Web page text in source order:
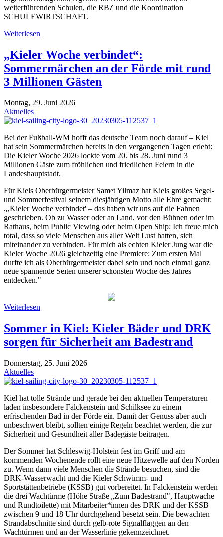
weiterführenden Schulen, die RBZ und die Koordination
SCHULEWIRTSCHAFT.
Weiterlesen
„Kieler Woche verbindet“:
Sommermärchen an der Förde mit rund
3 Millionen Gästen
Montag, 29. Juni 2026
Aktuelles
Bei der Fußball-WM hofft das deutsche Team noch darauf – Kiel
hat sein Sommermärchen bereits in den vergangenen Tagen erlebt:
Die Kieler Woche 2026 lockte vom 20. bis 28. Juni rund 3
Millionen Gäste zum fröhlichen und friedlichen Feiern in die
Landeshauptstadt.
Für Kiels Oberbürgermeister Samet Yilmaz hat Kiels großes Segel-
und Sommerfestival seinem diesjährigen Motto alle Ehre gemacht:
„‚Kieler Woche verbindet' – das haben wir uns auf die Fahnen
geschrieben. Ob zu Wasser oder an Land, vor den Bühnen oder im
Rathaus, beim Public Viewing oder beim Open Ship: Ich freue mich
total, dass so viele Menschen aus aller Welt Lust hatten, sich
miteinander zu verbinden. Für mich als echten Kieler Jung war die
Kieler Woche 2026 gleichzeitig eine Premiere: Zum ersten Mal
durfte ich als Oberbürgermeister dabei sein und noch einmal ganz
neue spannende Seiten unserer schönsten Woche des Jahres
entdecken."
Weiterlesen
Sommer in Kiel: Kieler Bäder und DRK
sorgen für Sicherheit am Badestrand
Donnerstag, 25. Juni 2026
Aktuelles
Kiel hat tolle Strände und gerade bei den aktuellen Temperaturen
laden insbesondere Falckenstein und Schilksee zu einem
erfrischenden Bad in der Förde ein. Damit der Genuss aber auch
unbeschwert bleibt, sollten einige Regeln beachtet werden, die zur
Sicherheit und Gesundheit aller Badegäste beitragen.
Der Sommer hat Schleswig-Holstein fest im Griff und am
kommenden Wochenende rollt eine neue Hitzewelle auf den Norden
zu. Wenn dann viele Menschen die Strände besuchen, sind die
DRK-Wasserwacht und die Kieler Schwimm- und
Sportstättenbetriebe (KSSB) gut vorbereitet. In Falckenstein werden
die drei Wachtürme (Höhe Straße „Zum Badestrand", Hauptwache
und Rundtoilette) mit Mitarbeiter*innen des DRK und der KSSB
zwischen 9 und 18 Uhr durchgehend besetzt sein. Die bewachten
Strandabschnitte sind durch gelb-rote Signalflaggen an den
Wachtürmen und an der Wasserlinie gekennzeichnet.